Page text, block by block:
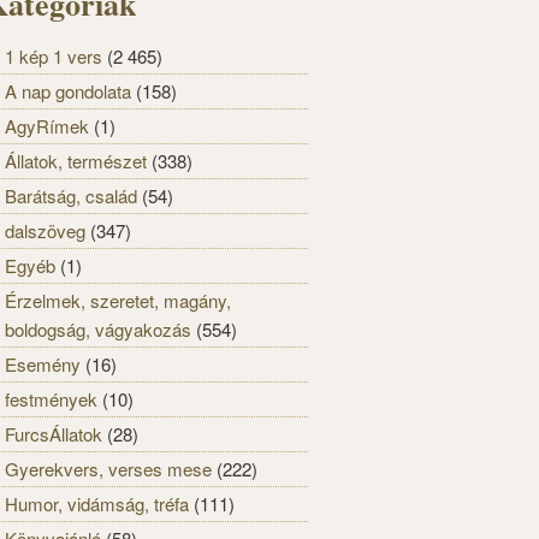
1 kép 1 vers (2 465)
A nap gondolata (158)
AgyRímek (1)
Állatok, természet (338)
Barátság, család (54)
dalszöveg (347)
Egyéb (1)
Érzelmek, szeretet, magány,
boldogság, vágyakozás (554)
Esemény (16)
festmények (10)
FurcsÁllatok (28)
Gyerekvers, verses mese (222)
Humor, vidámság, tréfa (111)